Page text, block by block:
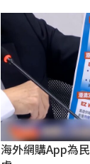
海外網購App為